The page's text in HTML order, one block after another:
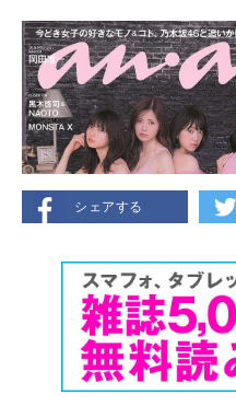
シェアする